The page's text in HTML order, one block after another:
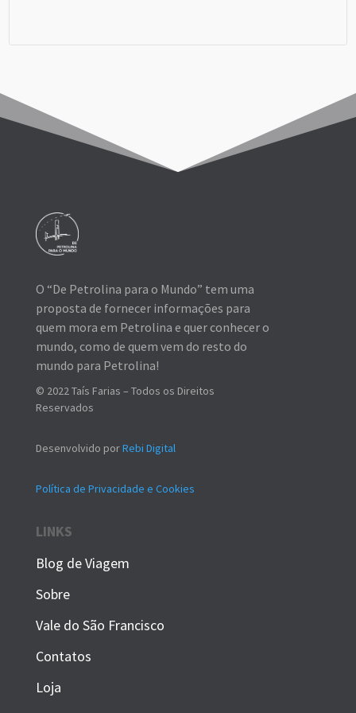
O “De Petrolina para o Mundo” tem uma
proposta de fornecer informações para
quem mora em Petrolina e quer conhecer o
mundo, como de quem vem do resto do
mundo para Petrolina!
© 2022 Taís Farias – Todos os Direitos
Reservados
Desenvolvido porRebi Digital
Política de Privacidade e Cookies
LINKS
Blog de Viagem
Sobre
Vale do São Francisco
Contatos
Loja